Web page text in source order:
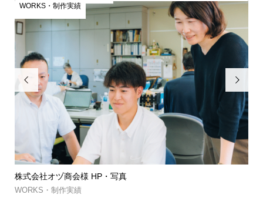

株式会社オヅ商会様 HP・写真
WORKS・制作実績
WORKS・制作実績
